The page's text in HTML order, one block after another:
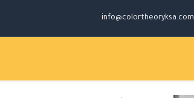
info@colortheoryksa.com